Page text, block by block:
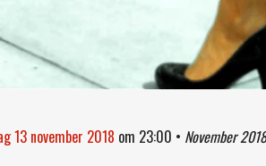
13 november 2018 om 23:00 • November 2018